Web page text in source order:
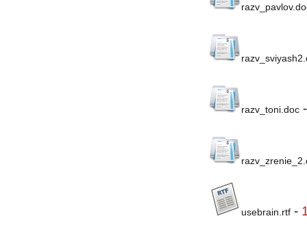
razv_toni.doc
usebrain.rtf-